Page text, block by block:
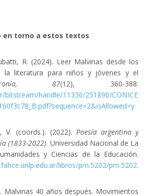
en torno a estos textos
R. (2024). Leer Malvinas desde los
la literatura para niños y jóvenes y el
87(12), 360-388.
bitstream/handle/11336/251890/
(coords.). (2022). Poesía argentina y
(1833-2022). Universidad Nacional de La
y Ciencias de la Educación.
libros/pm.5202/
Malvinas 40 años después. Movimientos